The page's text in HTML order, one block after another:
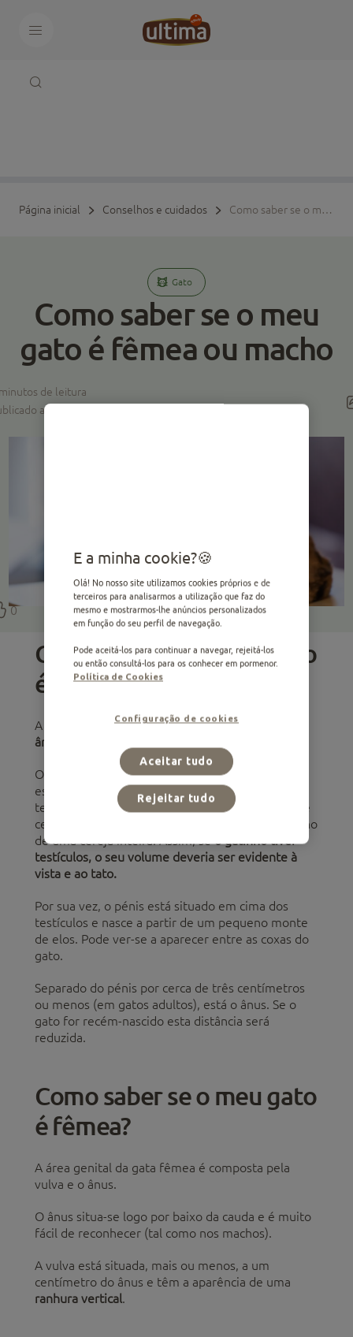
Página inicial Conselhos e cuidados Como saber se o meu gato é fêmea ou macho
Gato
Como saber se o meu
gato é fêmea ou macho
de leitura
a 18.03.2025 ·
0
Como saber se o meu gato
é macho?
A área genital do gato macho é composta pelo
ânus, escroto e pénis.
O escroto ou saco escrotal, aloja os testículos e
está coberto de pelo. Nos gatinhos bebés, os
testículos são tão pequenos quanto um caroço de
cereja. Na idade adulta, estes adquirem o tamanho
de uma cereja inteira. Assim, seo gatinho tiver
testículos, o seu volume deveria ser evidente à
vista e ao tato.
Por sua vez, o pénis está situado em cima dos
testículos e nasce a partir de um pequeno monte
de elos. Pode ver-se a aparecer entre as coxas do
gato.
Separado do pénis por cerca de três centímetros
ou menos (em gatos adultos), está o ânus. Se o
gato for recém-nascido esta distância será
reduzida.
Como saber se o meu gato
é fêmea?
A área genital da gata fêmea é composta pela
vulva e o ânus.
O ânus situa-se logo por baixo da cauda e é muito
fácil de reconhecer (tal como nos machos).
A vulva está situada, mais ou menos, a um
centímetro do ânus e têm a aparência de uma
ranhura vertical.
E a minha cookie?
Olá! No nosso site utilizamos cookies próprios e de
terceiros para analisarmos a utilização que faz do
mesmo e mostrarmos-lhe anúncios personalizados
em função do seu perfil de navegação.
Pode aceitá-los para continuar a navegar, rejeitá-los
ou então consultá-los para os conhecer em pormenor.
Política de Cookies
Configuração de cookies
Rejeitar tudo
Aceitar tudo